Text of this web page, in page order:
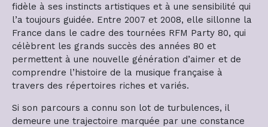
fidèle à ses instincts artistiques et à une sensibilité qui
l’a toujours guidée. Entre 2007 et 2008, elle sillonne la
France dans le cadre des tournées RFM Party 80, qui
célèbrent les grands succès des années 80 et
permettent à une nouvelle génération d’aimer et de
comprendre l’histoire de la musique française à
travers des répertoires riches et variés.
Si son parcours a connu son lot de turbulences, il
demeure une trajectoire marquée par une constance